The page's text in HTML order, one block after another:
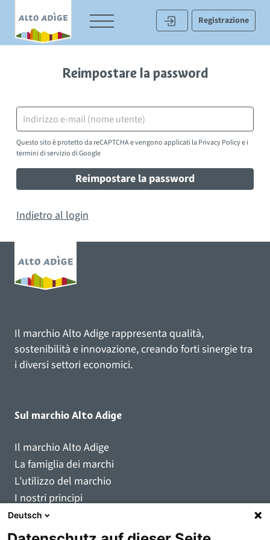
Registrazione
Reimpostare la password
Questo sito è protetto da reCAPTCHA e vengono applicati laPrivacy Policye i
termini di serviziodi Google
Reimpostare la password
Indietro al login
Il marchio Alto Adige rappresenta qualità,
sostenibilità e innovazione, creando forti sinergie tra
i diversi settori economici.
Sul marchio Alto Adige
Il marchio Alto Adige
La famiglia dei marchi
L’utilizzo del marchio
I nostri principi
Il marchio di qualità
Utenti registrati del marchio
Deutsch